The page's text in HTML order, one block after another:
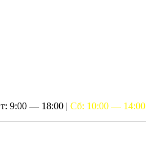
9:00 — 18:00 | Сб: 10:00 — 14:00